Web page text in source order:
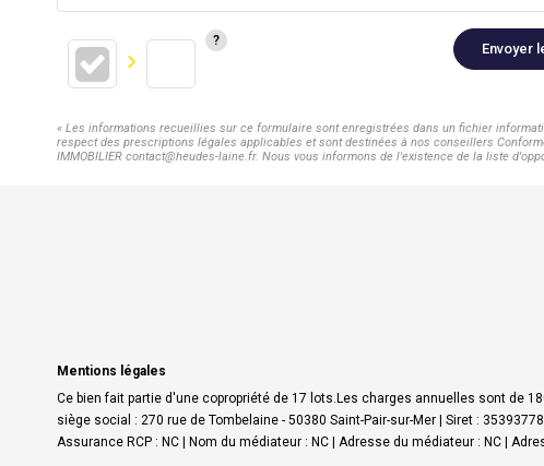
Envoyer
« Les informations recueillies sur ce formulaire sont enregistrées dans un fichier
respect des prescriptions légales applicables et sont destinées à nos conseillers
IMMOBILIER contact@heudes-laine.fr. Nous vous informons de l'existence de la liste
Mentions légales
Ce bien fait partie d'une copropriété de 17 lots.Les charges annuelles sont de
siège social : 270 rue de Tombelaine - 50380 Saint-Pair-sur-Mer | Siret :
Assurance RCP : NC | Nom du médiateur : NC | Adresse du médiateur : NC |